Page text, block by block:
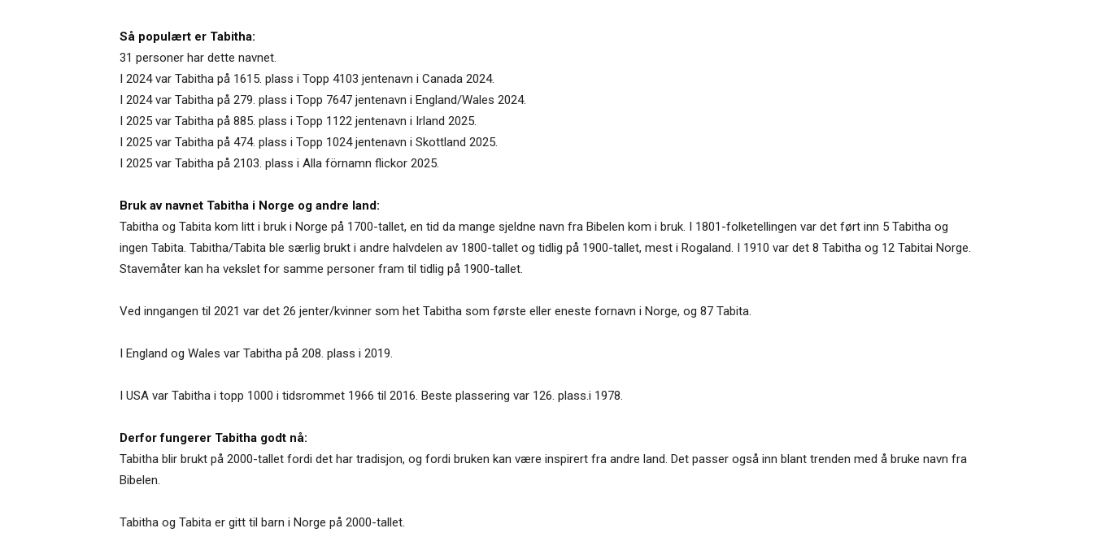
Så populært er Tabitha:
31 personer har dette navnet.
I 2024 var Tabitha på 1615. plass i Topp 4103 jentenavn i Canada 2024.
I 2024 var Tabitha på 279. plass i Topp 7647 jentenavn i England/Wales 2024.
I 2025 var Tabitha på 885. plass i Topp 1122 jentenavn i Irland 2025.
I 2025 var Tabitha på 474. plass i Topp 1024 jentenavn i Skottland 2025.
I 2025 var Tabitha på 2103. plass i Alla förnamn flickor 2025.
Bruk av navnet Tabitha i Norge og andre land:
Tabitha og Tabita kom litt i bruk i Norge på 1700-tallet, en tid da mange sjeldne navn fra Bibelen kom i bruk. I 1801-folketellingen var det ført inn 5 Tabitha og
ingen Tabita. Tabitha/Tabita ble særlig brukt i andre halvdelen av 1800-tallet og tidlig på 1900-tallet, mest i Rogaland. I 1910 var det 8 Tabitha og 12 Tabitai Norge.
Stavemåter kan ha vekslet for samme personer fram til tidlig på 1900-tallet.
Ved inngangen til 2021 var det 26 jenter/kvinner som het Tabitha som første eller eneste fornavn i Norge, og 87 Tabita.
I England og Wales var Tabitha på 208. plass i 2019.
I USA var Tabitha i topp 1000 i tidsrommet 1966 til 2016. Beste plassering var 126. plass.i 1978.
Derfor fungerer Tabitha godt nå:
Tabitha blir brukt på 2000-tallet fordi det har tradisjon, og fordi bruken kan være inspirert fra andre land. Det passer også inn blant trenden med å bruke navn fra
Bibelen.
Tabitha og Tabita er gitt til barn i Norge på 2000-tallet.